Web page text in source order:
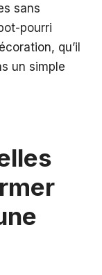
sans
pourri
qu’il
un simple